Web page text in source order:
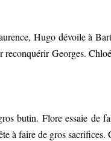
Hugo dévoile à
Georges.
butin. Flore essaie de
à faire de gros sacrifices.